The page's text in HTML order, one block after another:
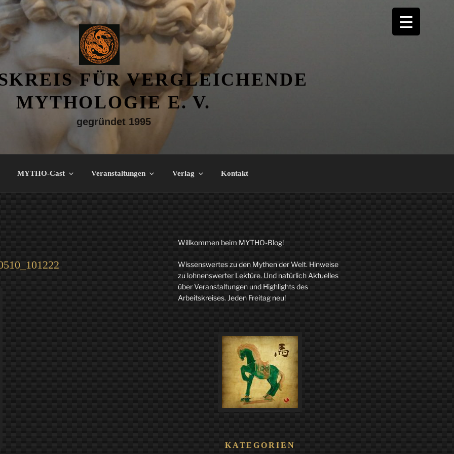
FÜR VERGLEICHENDE
MYTHOLOGIE E. V.
gegründet 1995
MYTHO-Cast Veranstaltungen Verlag Kontakt
Willkommen beim MYTHO-Blog!
Wissenswertes zu den Mythen der Welt. Hinweise
zu lohnenswerter Lektüre. Und natürlich Aktuelles
über Veranstaltungen und Highlights des
Arbeitskreises. Jeden Freitag neu!
KATEGORIEN